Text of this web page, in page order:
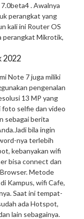
. Awalnya
perangkat yang
kali ini Router OS
perangkat Mikrotik,
2022
Note 7 juga miliki
pengenalan
13 MP yang
foto selfie dan video
sebagai berita
Jadi bila ingin
nya terlebih
kebanyakan wifi
bisa connect dan
Metode
Kampus, wifi Cafe,
Saat ini tempat-
ada Hotspot,
lain sebagainya.